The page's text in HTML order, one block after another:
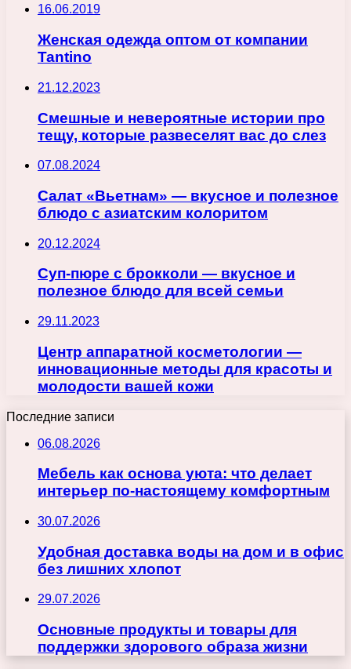
16.06.2019
Женская одежда оптом от компании
Tantino
21.12.2023
Смешные и невероятные истории про
тещу, которые развеселят вас до слез
07.08.2024
Салат «Вьетнам» — вкусное и полезное
блюдо с азиатским колоритом
20.12.2024
Суп-пюре с брокколи — вкусное и
полезное блюдо для всей семьи
29.11.2023
Центр аппаратной косметологии —
инновационные методы для красоты и
молодости вашей кожи
Последние записи
06.08.2026
Мебель как основа уюта: что делает
интерьер по-настоящему комфортным
30.07.2026
Удобная доставка воды на дом и в офис
без лишних хлопот
29.07.2026
Основные продукты и товары для
поддержки здорового образа жизни